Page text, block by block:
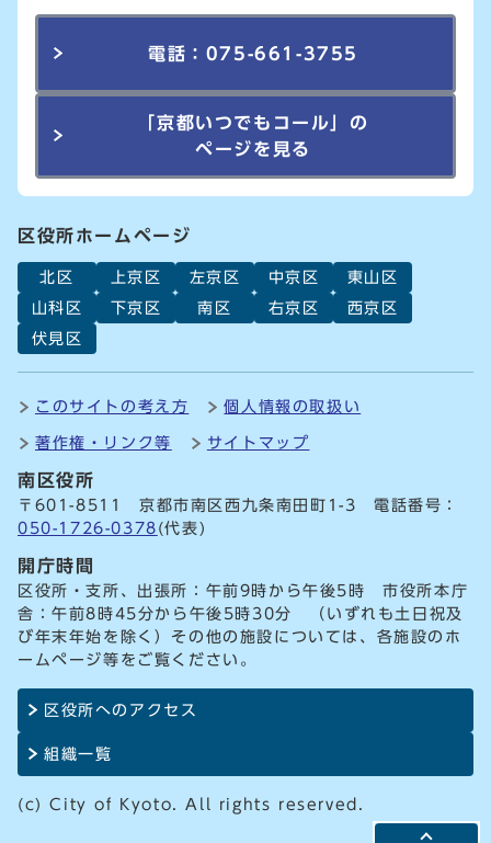
電話：075-661-3755
「京都いつでもコール」の
ページを見る
区役所ホームページ
北区 上京区 左京区 中京区
東山区
山科区
下京区 南区 右京区
西京区
伏見区
このサイトの考え方 個人情報の取扱い
著作権・リンク等 サイトマップ
南区役所
〒601-8511 京都市南区西九条南田町1-3 電話番号：
050-1726-0378 (代表)
開庁時間
区役所・支所、出張所：午前9時から午後5時 市役所本庁
舎：午前8時45分から午後5時30分 （いずれも土日祝及
び年末年始を除く）その他の施設については、各施設のホ
ームページ等をご覧ください。
区役所へのアクセス
組織一覧
(c) City of Kyoto. All rights reserved.